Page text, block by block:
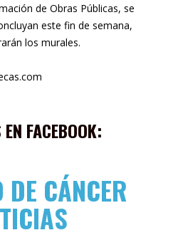
de Obras Públicas, se
este fin de semana,
los murales.
EN FACEBOOK:
CÁNCER